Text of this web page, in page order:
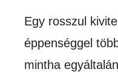
Egy rosszul
éppenséggel
mintha